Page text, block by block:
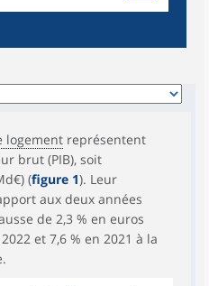
logement représentent
brut (PIB), soit
(figure 1). Leur
aux deux années
de 2,3 % en euros
et 7,6 % en 2021 à la